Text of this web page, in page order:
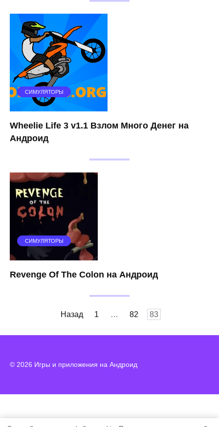
СИМУЛЯТОРЫ
Wheelie Life 3 v1.1 Взлом Много Денег на
Андроид
СИМУЛЯТОРЫ
Revenge Of The Colon на Андроид
Назад 1 … 82 83
© 2026 Игры и приложения на Андроид